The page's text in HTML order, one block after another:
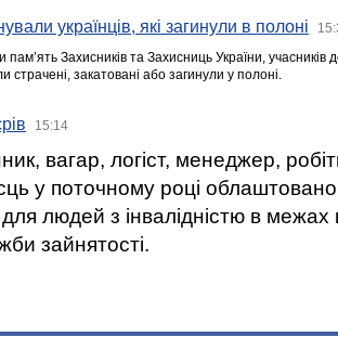
українців, які загинули в полоні
пам’ять Захисників та Захисниць України,
страчені, закатовані або загинули у полоні.
15:14
вагар, логіст, менеджер,
у поточному році
людей з інвалідністю в межах
зайнятості.